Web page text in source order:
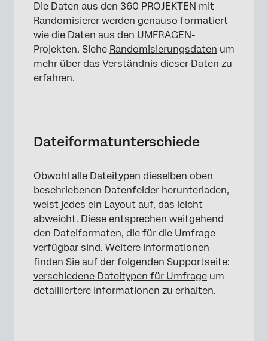
Die Daten aus den 360 PROJEKTEN mit
Randomisierer werden genauso formatiert
wie die Daten aus den UMFRAGEN-
Projekten. Siehe Randomisierungsdaten um
mehr über das Verständnis dieser Daten zu
erfahren.
Dateiformatunterschiede
Obwohl alle Dateitypen dieselben oben
beschriebenen Datenfelder herunterladen,
weist jedes ein Layout auf, das leicht
abweicht. Diese entsprechen weitgehend
den Dateiformaten, die für die Umfrage
verfügbar sind. Weitere Informationen
finden Sie auf der folgenden Supportseite:
verschiedene Dateitypen für Umfrage um
detailliertere Informationen zu erhalten.